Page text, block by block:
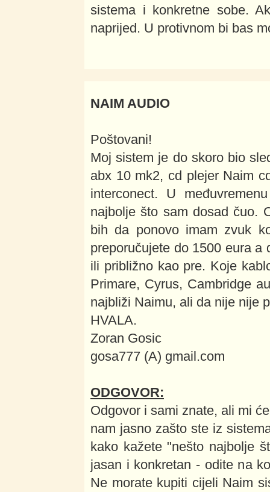
sistema i konkretne sobe.
naprijed. U protivnom bi bas
NAIM AUDIO
Poštovani!
Moj sistem je do skoro bio
abx 10 mk2, cd plejer Naim
interconect. U
najbolje što sam dosad čuo.
bih da ponovo imam zvuk
preporučujete do 1500 eura a
ili približno kao pre. Koje
Primare, Cyrus, Cambridge
najbliži Naimu, ali da nije nije
HVALA.
Zoran Gosic
gosa777 (A) gmail.com
ODGOVOR:
Odgovor i sami znate, ali mi
nam jasno zašto ste iz
kako kažete "nešto najbolje
jasan i konkretan - odite na
Ne morate kupiti cijeli Naim